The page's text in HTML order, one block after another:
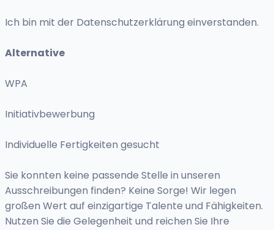
Ich bin mit der Datenschutzerklärung einverstanden.
Alternative
WPA
Initiativbewerbung
Individuelle Fertigkeiten gesucht
Sie konnten keine passende Stelle in unseren
Ausschreibungen finden? Keine Sorge! Wir legen
großen Wert auf einzigartige Talente und Fähigkeiten.
Nutzen Sie die Gelegenheit und reichen Sie Ihre